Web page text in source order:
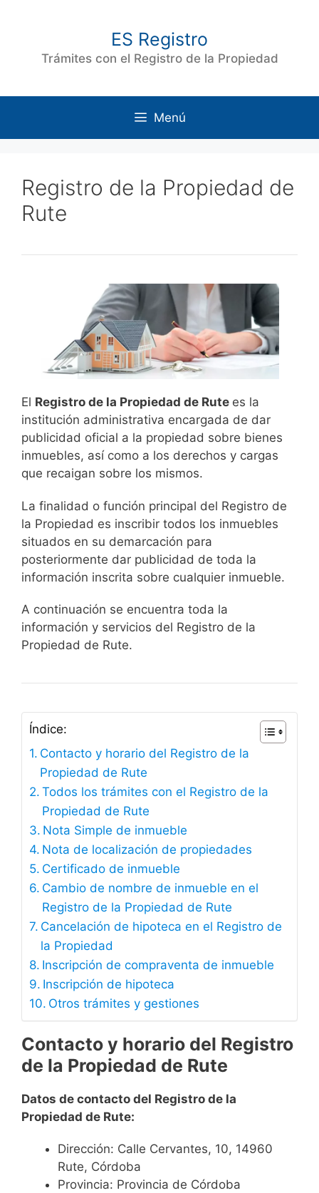
ES Registro
Trámites con el Registro de la Propiedad
Menú
Registro de la Propiedad de
Rute
El Registro de la Propiedad de Rute es la
institución administrativa encargada de dar
publicidad oficial a la propiedad sobre bienes
inmuebles, así como a los derechos y cargas
que recaigan sobre los mismos.
La finalidad o función principal del Registro de
la Propiedad es inscribir todos los inmuebles
situados en su demarcación para
posteriormente dar publicidad de toda la
información inscrita sobre cualquier inmueble.
A continuación se encuentra toda la
información y servicios del Registro de la
Propiedad de Rute.
Índice:
Contacto y horario del Registro de la
Propiedad de Rute
Todos los trámites con el Registro de la
Propiedad de Rute
Nota Simple de inmueble
Nota de localización de propiedades
Certificado de inmueble
Cambio de nombre de inmueble en el
Registro de la Propiedad de Rute
Cancelación de hipoteca en el Registro de
la Propiedad
Inscripción de compraventa de inmueble
Inscripción de hipoteca
Otros trámites y gestiones
Contacto y horario del Registro
de la Propiedad de Rute
Datos de contacto del Registro de la
Propiedad de Rute:
Dirección: Calle Cervantes, 10, 14960
Rute, Córdoba
Provincia: Provincia de Córdoba